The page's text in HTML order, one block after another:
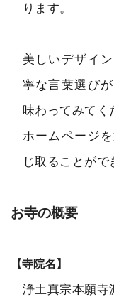
ります。
美しいデザイ
寧な言葉選び
味わってみてく
ホームページ
じ取ることがで
お寺の概要
【寺院名】
浄土真宗本願寺